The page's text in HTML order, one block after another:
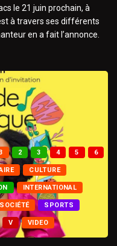
le 21 juin prochain, à
à travers ses différents
en a fait l’annonce.
2 3 4 5 6
CULTURE
INTERNATIONAL
SOCIÉTÉ SPORTS
V VIDEO